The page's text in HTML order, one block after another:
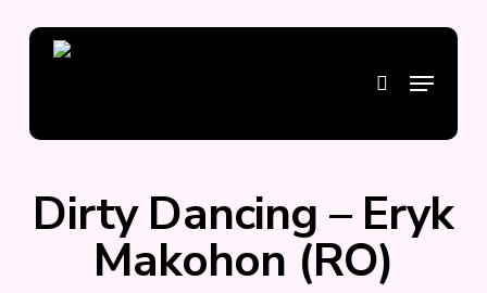
search
Menu
Dirty Dancing – Eryk
Makohon (RO)